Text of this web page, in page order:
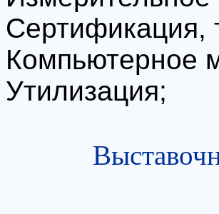
Сертификация,
Компьютерное
Утилизация;